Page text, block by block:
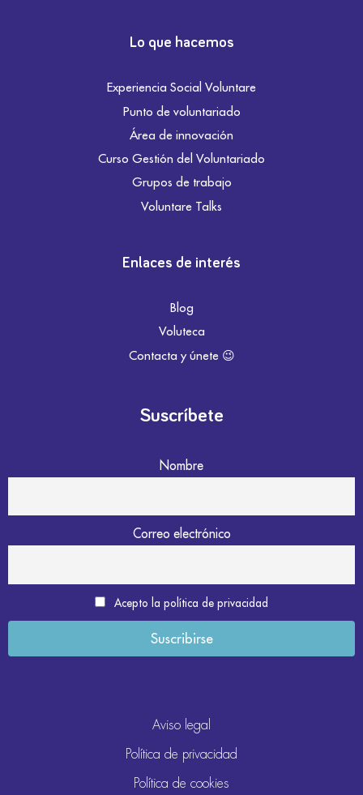
Lo que hacemos
Experiencia Social Voluntare
Punto de voluntariado
Área de innovación
Curso Gestión del Voluntariado
Grupos de trabajo
Voluntare Talks
Enlaces de interés
Blog
Voluteca
Contacta y únete 😉
Suscríbete
Nombre
Correo electrónico
Acepto la política de privacidad
Aviso legal
Política de privacidad
Política de cookies